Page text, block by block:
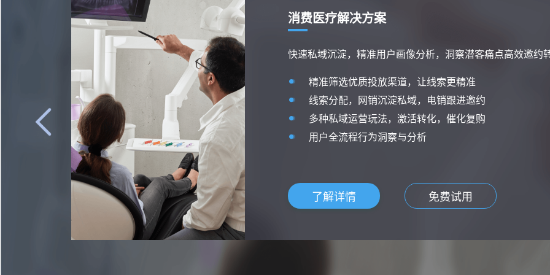
财税行业解决方案
客户资源精细化管理运营，降低获客成本，提升转化效果
营销推广渠道统一管理，降低投放获客成本
财税客户资源高效分配和管理，提升销售转化效率
覆盖引流、咨询、客户线索全周期一站式管理，效率飙
全业务流程数据闭环，高效优化业务
了解详情 免费试用